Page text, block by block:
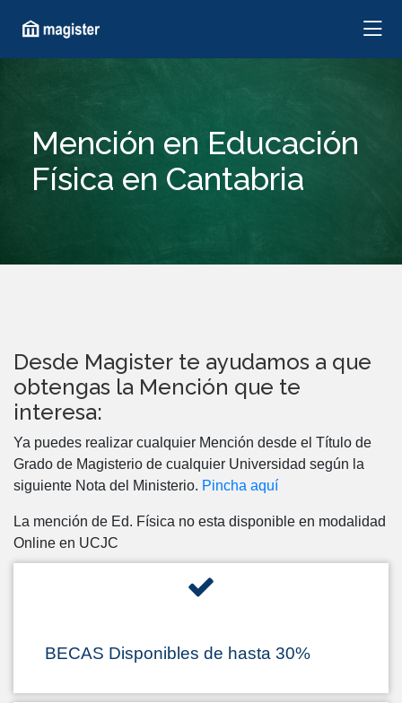
Mención en Educación
Física en Cantabria
Desde Magister te ayudamos a que
obtengas la Mención que te
interesa:
Ya puedes realizar cualquier Mención desde el Título de
Grado de Magisterio de cualquier Universidad según la
siguiente Nota del Ministerio. Pincha aquí
La mención de Ed. Física no esta disponible en modalidad
Online en UCJC
BECAS Disponibles de hasta 30%